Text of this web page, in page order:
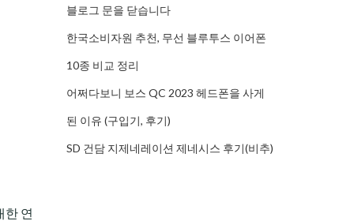
한 연
블로그 문을 닫습니다
한국소비자원 추천, 무선 블루투스 이어폰
10종 비교 정리
어쩌다보니 보스 QC 2023 헤드폰을 사게
된 이유 (구입기, 후기)
SD 건담 지제네레이션 제네시스 후기(비추)